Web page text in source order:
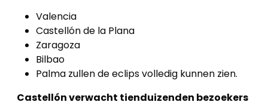
Valencia
Castellón de la Plana
Zaragoza
Bilbao
Palma zullen de eclips volledig kunnen zien.
Castellón verwacht tienduizenden bezoekers